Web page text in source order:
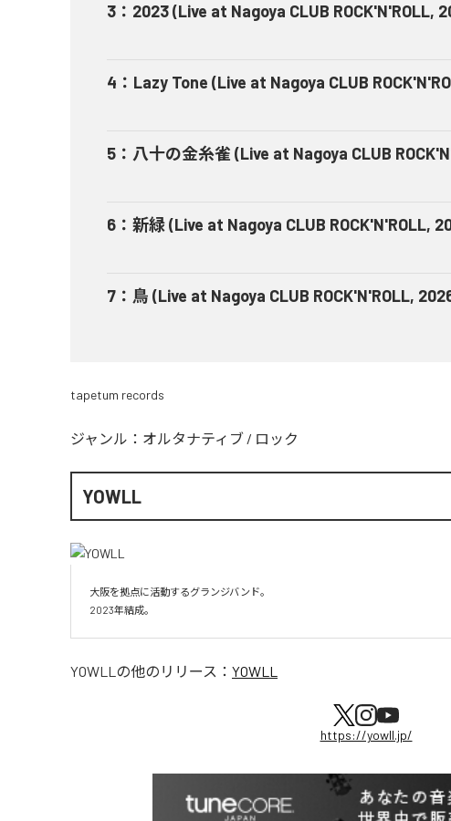
3 ： 2023 (Live at Nagoya CLUB ROCK'N'ROLL,
4 ： Lazy Tone (Live at Nagoya CLUB
5 ： 八十の金糸雀 (Live at Nagoya CLUB
6 ： 新緑 (Live at Nagoya CLUB ROCK'N'ROLL,
7 ： 鳥 (Live at Nagoya CLUB ROCK'N'ROLL,
tapetum records
ジャンル： オルタナティブ / ロック
YOWLL
大阪を拠点に活動するグランジバンド。
YOWLL の他のリリース： YOWLL
https://yowll.jp/